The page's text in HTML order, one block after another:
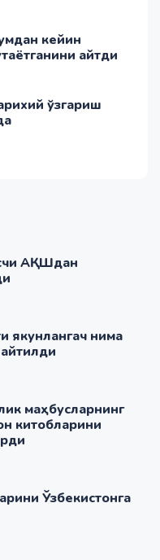
кейин
айтди
ўзгариш
АҚШдан
якунлангач нима
маҳбусларнинг
китобларини
Ўзбекистонга